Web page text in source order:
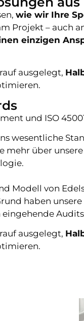
wie wir Ihre
Projekt – auch
einzigen
ausgelegt,
und ISO
wesentliche
mehr über unsere
Modell von
haben
ausgelegt,